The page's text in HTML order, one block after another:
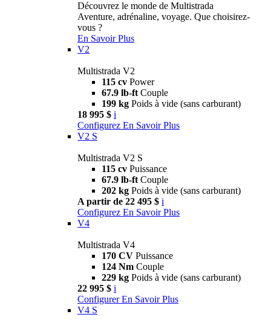
Découvrez le monde de Multistrada
Aventure, adrénaline, voyage. Que choisirez-
vous ?
En Savoir Plus
V2
Multistrada V2
115 cv Power
67.9 lb-ft Couple
199 kg Poids à vide (sans carburant)
18 995 $ i
Configurez En Savoir Plus
V2 S
Multistrada V2 S
115 cv Puissance
67.9 lb-ft Couple
202 kg Poids à vide (sans carburant)
A partir de 22 495 $ i
Configurez En Savoir Plus
V4
Multistrada V4
170 CV Puissance
124 Nm Couple
229 kg Poids à vide (sans carburant)
22 995 $ i
Configurer En Savoir Plus
V4 S